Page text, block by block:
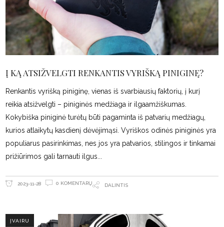
Į KĄ ATSIŽVELGTI RENKANTIS VYRIŠKĄ PINIGINĘ?
Renkantis vyrišką piniginę, vienas iš svarbiausių faktorių, į kurį
reikia atsižvelgti – piniginės medžiaga ir ilgaamžiškumas.
Kokybiška piniginė turėtų būti pagaminta iš patvarių medžiagų,
kurios atlaikytų kasdienį dėvėjimąsi. Vyriškos odinės piniginės yra
populiarus pasirinkimas, nes jos yra patvarios, stilingos ir tinkamai
prižiūrimos gali tarnauti ilgus
2023-11-28 0 KOMENTARŲ DALINTIS
ĮVAIRU